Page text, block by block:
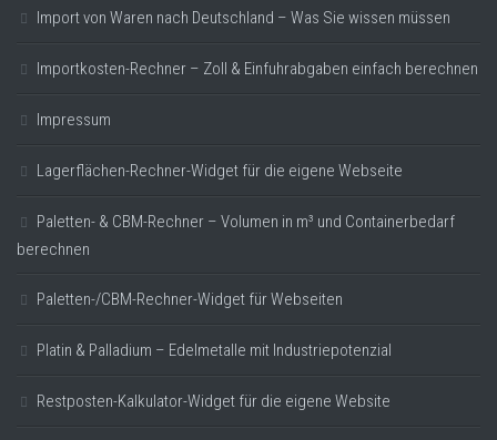
Import von Waren nach Deutschland – Was Sie wissen müssen
Importkosten-Rechner – Zoll & Einfuhrabgaben einfach berechnen
Impressum
Lagerflächen-Rechner-Widget für die eigene Webseite
Paletten- & CBM-Rechner – Volumen in m³ und Containerbedarf
berechnen
Paletten-/CBM-Rechner-Widget für Webseiten
Platin & Palladium – Edelmetalle mit Industriepotenzial
Restposten-Kalkulator-Widget für die eigene Website